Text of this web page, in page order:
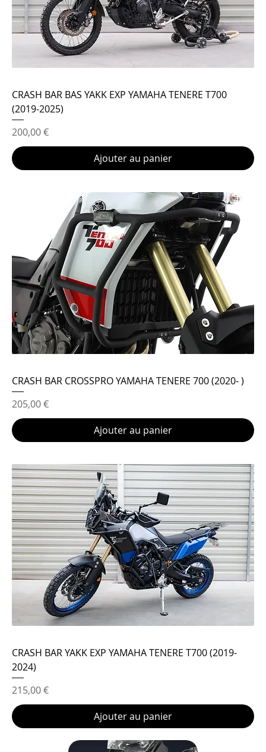
CRASH BAR BAS YAKK EXP YAMAHA TENERE T700
(2019-2025)
Prix
200,00 €
Ajouter au panier
CRASH BAR CROSSPRO YAMAHA TENERE 700 (2020- )
Prix
205,00 €
Ajouter au panier
CRASH BAR YAKK EXP YAMAHA TENERE T700 (2019-
2024)
Prix
215,00 €
Ajouter au panier